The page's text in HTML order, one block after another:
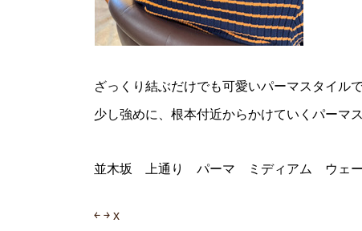
ざっくり結ぶだけでも可愛いパーマスタイルで
少し強めに、根本付近からかけていくパーマ
並木坂 上通り パーマ ミディアム ウェー
￩ ￫ x